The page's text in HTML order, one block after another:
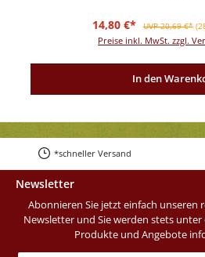
Verkaufspreis:
14,80 €* Regulärer Preis:
UVP 20,69 €*
Preise inkl. MwSt. zzgl.
In den
*schneller Versand
Newsletter
Abonnieren Sie jetzt einfach unseren
Newsletter und Sie werden stets
Produkte und Angebote